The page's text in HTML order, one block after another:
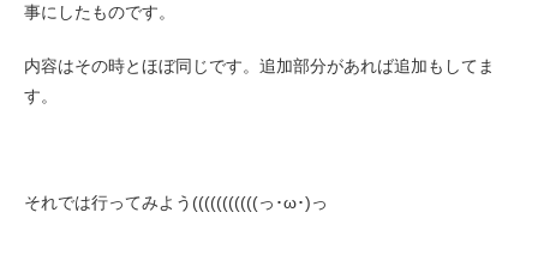
事にしたものです。
内容はその時とほぼ同じです。追加部分があれば追加もしてま
す。
それでは行ってみよう(((((((((((っ･ω･)っ